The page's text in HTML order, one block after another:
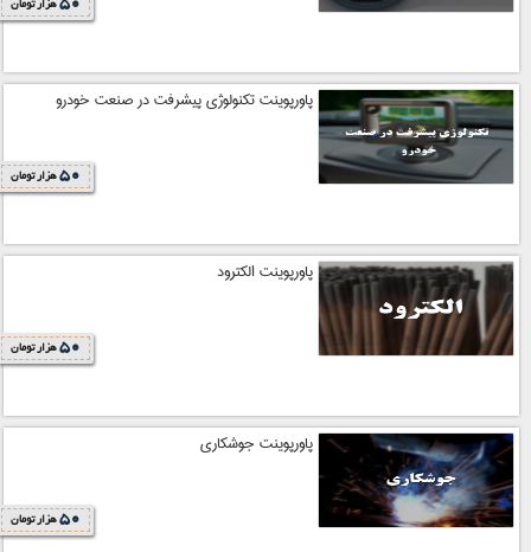
50 هزار تومان
پاورپوینت تکنولوژی پیشرفت در صنعت خودرو
50 هزار تومان
پاورپوینت الکترود
50 هزار تومان
پاورپوینت جوشکاری
50 هزار تومان